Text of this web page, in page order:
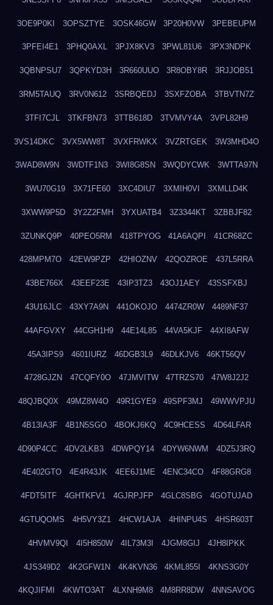
3OE9P0KI 3OPSZTYE 3OSK46GW 3P20H0VW 3PEBEUPM
3PFEI4E1 3PHQ0AXL 3PJX8KV3 3PWL81U6 3PX3NDPK
3QBNPSU7 3QPKYD3H 3R660UUO 3R8OBY8R 3RJJOB51
3RM5TAUQ 3RV0N612 3SRBQEDJ 3SXFZOBA 3TBVTN7Z
3TFI7CJL 3TKFBN73 3TTB618D 3TVMVY4A 3VPL82H9
3VS14DKC 3VX5WW8T 3VXFRWKX 3VZRTGEK 3W3MHD4O
3WAD8W9N 3WDTF1N3 3WI8G8SN 3WQDYCWK 3WTTA97N
3WU70G19 3X71FE60 3XC4DIU7 3XMIH0VI 3XMLLD4K
3XWW9P5D 3Y2Z2FMH 3YXUATB4 3Z3344KT 3ZBBJF82
3ZUNKQ9P 40PEO5RM 418TPYOG 41A6AQPI 41CR68ZC
428MPM7O 42EW9PZP 42HIOZNV 42QOZROE 437L5RRA
43BE766X 43EEF23E 43IP3TZ3 43OJ1AEY 43SSFXBJ
43U16JLC 43XY7A9N 441OKOJO 4474ZR0W 4489NF37
44AFGVXY 44CGH1H9 44E14L85 44VA5KJF 44XI8AFW
45A3IPS9 4601IURZ 46DGB3L9 46DLKJV6 46KT56QV
4728GJZN 47CQFY0O 47JMVITW 47TRZS70 47W8J2J2
48QJBQ0X 49MZ8W4O 49R1GYE9 49SPF3MJ 49WWVPJU
4B13IA3F 4B1N5SGO 4BOKJ6KQ 4C9HCESS 4D64LFAR
4D90P4CC 4DV2LKB3 4DWPQY14 4DYW6NWM 4DZ5J3RQ
4E402GTO 4E4R43JK 4EE6J1ME 4ENC34CO 4F88GRG8
4FDT5ITF 4GHTKFV1 4GJRPJFP 4GLC8SBG 4GOTUJAD
4GTUQOMS 4H5VY3Z1 4HCW1AJA 4HINPU4S 4HSR603T
4HVMV9QI 4I5H850W 4IL73M3I 4JGM8GIJ 4JH8IPKK
4JS349D2 4K2GFW1N 4K4KVN36 4KML855I 4KNS3G0Y
4KQJIFMI 4KWTO3AT 4LXNH9M8 4M8RR8DW 4NNSAVOG